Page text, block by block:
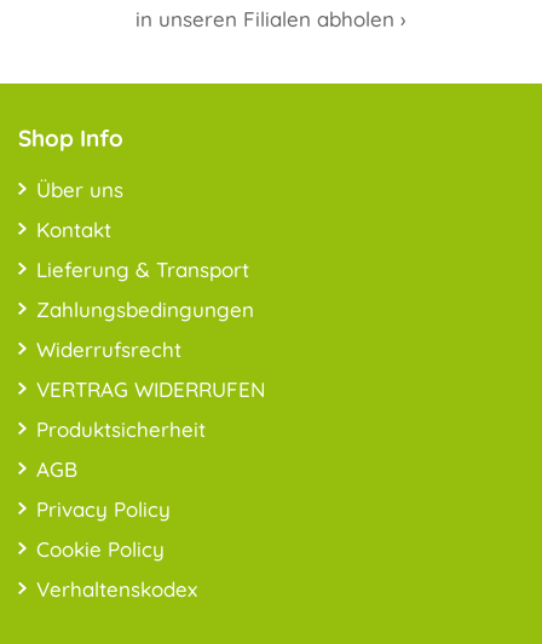
in unseren Filialen abholen ›
Shop Info
Über uns
Kontakt
Lieferung & Transport
Zahlungsbedingungen
Widerrufsrecht
VERTRAG WIDERRUFEN
Produktsicherheit
AGB
Privacy Policy
Cookie Policy
Verhaltenskodex